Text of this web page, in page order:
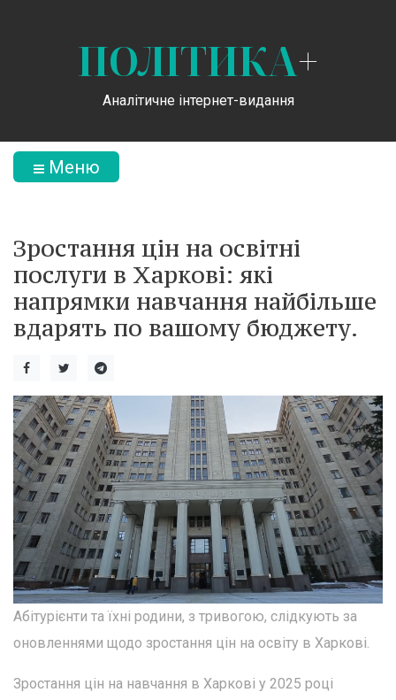
ПОЛІТИКА+
Аналітичне інтернет-видання
Меню
Зростання цін на освітні
послуги в Харкові: які
напрямки навчання найбільше
вдарять по вашому бюджету.
Абітурієнти та їхні родини, з тривогою, слідкують за
оновленнями щодо зростання цін на освіту в Харкові.
Зростання цін на навчання в Харкові у 2025 році